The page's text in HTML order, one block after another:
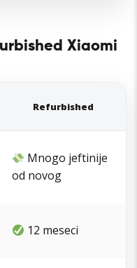
Xiaomi
Refurbished
Mnogo jeftinije
od novog
12 meseci